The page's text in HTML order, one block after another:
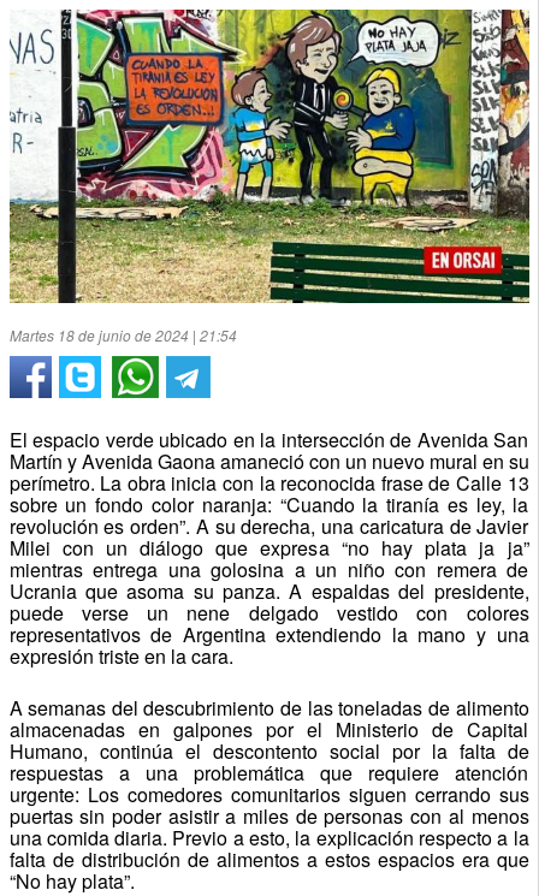
Martes 18 de junio de 2024 | 21:54
El espacio verde ubicado en la intersección de Avenida San
Martín y Avenida Gaona amaneció con un nuevo mural en su
perímetro. La obra inicia con la reconocida frase de Calle 13
sobre un fondo color naranja: “Cuando la tiranía es ley, la
revolución es orden”. A su derecha, una caricatura de Javier
Milei con un diálogo que expresa “no hay plata ja ja”
mientras entrega una golosina a un niño con remera de
Ucrania que asoma su panza. A espaldas del presidente,
puede verse un nene delgado vestido con colores
representativos de Argentina extendiendo la mano y una
expresión triste en la cara.
A semanas del descubrimiento de las toneladas de alimento
almacenadas en galpones por el Ministerio de Capital
Humano, continúa el descontento social por la falta de
respuestas a una problemática que requiere atención
urgente: Los comedores comunitarios siguen cerrando sus
puertas sin poder asistir a miles de personas con al menos
una comida diaria. Previo a esto, la explicación respecto a la
falta de distribución de alimentos a estos espacios era que
“No hay plata”.